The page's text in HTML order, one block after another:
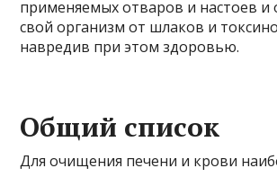
применяемых отваров и настоев и
свой организм от шлаков и
навредив при этом здоровью.
Общий список
Для очищения печени и крови